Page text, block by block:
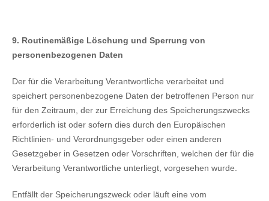
9. Routinemäßige Löschung und Sperrung von
personenbezogenen Daten
Der für die Verarbeitung Verantwortliche verarbeitet und
speichert personenbezogene Daten der betroffenen Person nur
für den Zeitraum, der zur Erreichung des Speicherungszwecks
erforderlich ist oder sofern dies durch den Europäischen
Richtlinien- und Verordnungsgeber oder einen anderen
Gesetzgeber in Gesetzen oder Vorschriften, welchen der für die
Verarbeitung Verantwortliche unterliegt, vorgesehen wurde.
Entfällt der Speicherungszweck oder läuft eine vom